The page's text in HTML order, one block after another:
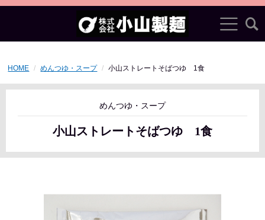
HOME めんつゆ・スープ 小山ストレートそばつゆ 1食
めんつゆ・スープ
小山ストレートそばつゆ 1食